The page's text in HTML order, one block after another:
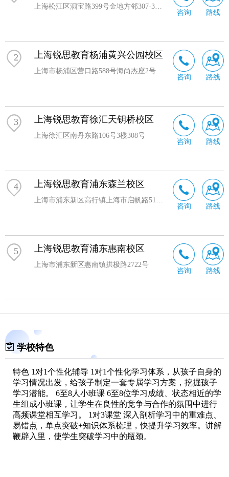
咨询 路线
2 上海锐思教育杨浦黄兴公园校区
咨询 路线
3 上海锐思教育徐汇天钥桥校区
上海徐汇区南丹东路106号3楼308号
咨询 路线
4 上海锐思教育浦东森兰校区
咨询 路线
5 上海锐思教育浦东惠南校区
上海市浦东新区惠南镇拱极路2722号
咨询 路线
学校特色
特色 1对1个性化辅导 1对1个性化学习体系，从孩子自身的
学习情况出发，给孩子制定一套专属学习方案，挖掘孩子
学习潜能。 6至8人小班课 6至8位学习成绩、状态相近的学
生组成小班课，让学生在良性的竞争与合作的氛围中进行
高频课堂相互学习。 1对3课堂 深入剖析学习中的重难点、
易错点，单点突破+知识体系梳理，快提升学习效率。讲解
鞭辟入里，使学生突破学习中的瓶颈。